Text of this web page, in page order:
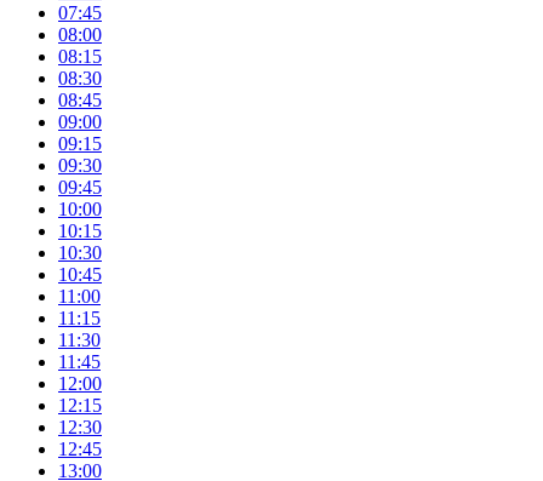
07:45
08:00
08:15
08:30
08:45
09:00
09:15
09:30
09:45
10:00
10:15
10:30
10:45
11:00
11:15
11:30
11:45
12:00
12:15
12:30
12:45
13:00